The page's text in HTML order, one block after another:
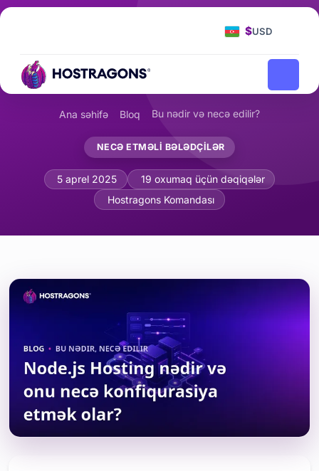
$USD
Ana səhifə Bloq Bu nədir və necə edilir?
NECƏ ETMƏLI BƏLƏDÇILƏR
Node.js Hosting nədir və onu necə
5 aprel 2025
19 oxumaq üçün dəqiqələr
Hostragons Komandası